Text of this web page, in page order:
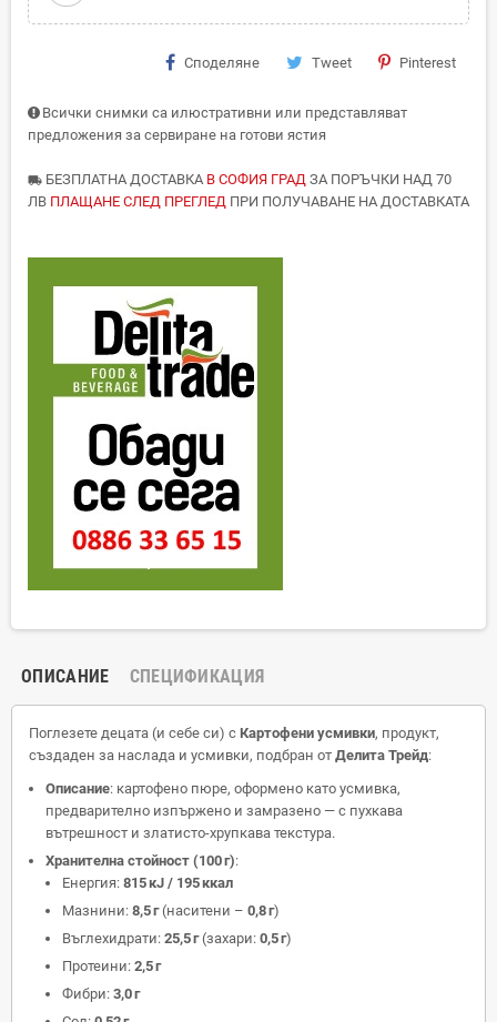
Споделяне Tweet Pinterest
Всички снимки са илюстративни или представляват
предложения за сервиране на готови ястия
local_shipping БЕЗПЛАТНА ДОСТАВКА В СОФИЯ ГРАД ЗА ПОРЪЧКИ НАД 70
ЛВ ПЛАЩАНЕ СЛЕД ПРЕГЛЕД ПРИ ПОЛУЧАВАНЕ НА ДОСТАВКАТА
ОПИСАНИЕ СПЕЦИФИКАЦИЯ
Поглезете децата (и себе си) с Картофени усмивки, продукт,
създаден за наслада и усмивки, подбран от Делита Трейд:
Описание: картофено пюре, оформено като усмивка,
предварително изпържено и замразено — с пухкава
вътрешност и златисто-хрупкава текстура.
Хранителна стойност (100 г):
Енергия: 815 кJ / 195 ккал
Мазнини: 8,5 г(наситени – 0,8 г)
Въглехидрати: 25,5 г(захари: 0,5 г)
Протеини: 2,5 г
Фибри: 3,0 г